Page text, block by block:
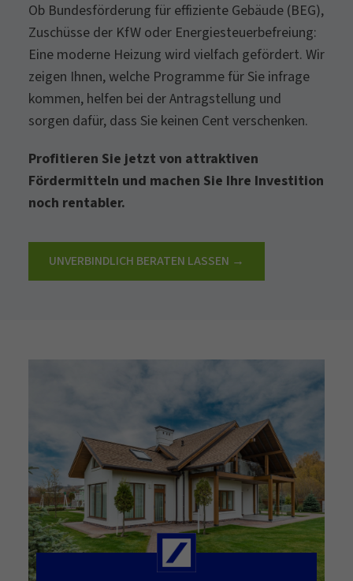
Ob Bundesförderung für effiziente Gebäude (BEG),
Zuschüsse der KfW oder Energiesteuerbefreiung:
Eine moderne Heizung wird vielfach gefördert. Wir
zeigen Ihnen, welche Programme für Sie infrage
kommen, helfen bei der Antragstellung und
sorgen dafür, dass Sie keinen Cent verschenken.
Profitieren Sie jetzt von attraktiven
Fördermitteln und machen Sie Ihre Investition
noch rentabler.
UNVERBINDLICH BERATEN LASSEN →